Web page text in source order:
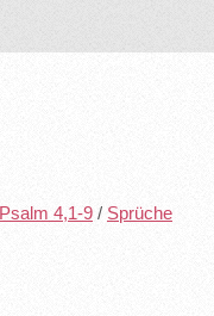
Psalm 4,1-9 / Sprüche